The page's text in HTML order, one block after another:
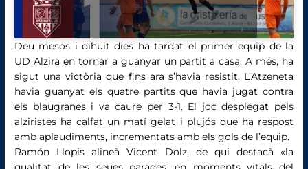
Deu mesos i dihuit dies ha tardat el primer equip de la
UD Alzira en tornar a guanyar un partit a casa. A més, ha
sigut una victòria que fins ara s’havia resistit. L’Atzeneta
havia guanyat els quatre partits que havia jugat contra
els blaugranes i va caure per 3-1. El joc desplegat pels
alziristes ha calfat un matí gelat i plujós que ha respost
amb aplaudiments, incrementats amb els gols de l’equip.
Ramón Llopis alineà Vicent Dolz, de qui destacà «la
qualitat de les seues parades, en moments vitals del